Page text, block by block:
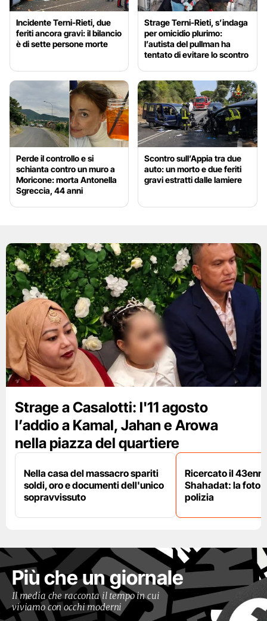
Incidente Terni-Rieti, due
feriti ancora gravi: il bilancio
è di sette persone morte
Strage Terni-Rieti, s’indaga
per omicidio plurimo:
l’autista del pullman ha
tentato di evitare lo scontro
Perde il controllo e si
schianta contro un muro a
Moricone: morta Antonella
Sgreccia, 44 anni
Scontro sull’Appia tra due
auto: un morto e due feriti
gravi estratti dalle lamiere
Strage a Casalotti: l'11 agosto
l’addio a Kamal, Jahan e Arowa
nella piazza del quartiere
Nella casa del massacro spariti
soldi, oro e documenti dell'unico
sopravvissuto
Ricercato il
Shahadat: la foto
polizia
Più che un giornale
Il media che racconta il tempo in cui
viviamo con occhi moderni